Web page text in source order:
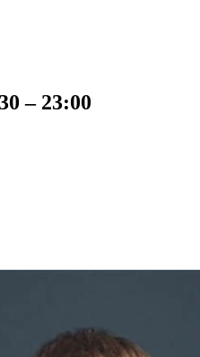
– 23:00